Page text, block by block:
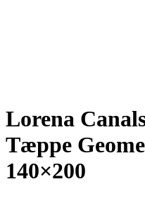
Lorena
Tæppe
140×200